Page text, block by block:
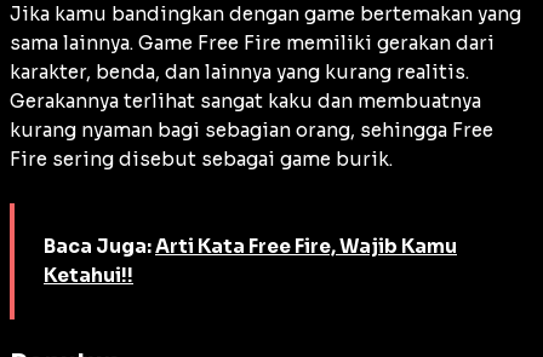
Jika kamu bandingkan dengan game bertemakan yang
sama lainnya. Game Free Fire memiliki gerakan dari
karakter, benda, dan lainnya yang kurang realitis.
Gerakannya terlihat sangat kaku dan membuatnya
kurang nyaman bagi sebagian orang, sehingga Free
Fire sering disebut sebagai game burik.
Baca Juga:Arti Kata Free Fire, Wajib Kamu
Ketahui!!